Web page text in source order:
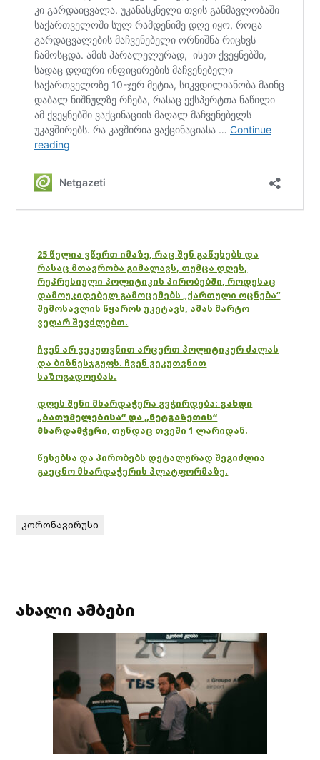
25 წელია ვწერთ იმაზე, რაც შენ გაწუხებს და
რასაც მთავრობა გიმალავს, თუმცა დღეს,
რეპრესიული პოლიტიკის პირობებში, როდესაც
დამოუკიდებელ გამოცემებს „ქართული ოცნება“
შემოსავლის წყაროს უკეტავს, ამას მარტო
ვეღარ შევძლებთ.
ჩვენ არ ვეკუთვნით არცერთ პოლიტიკურ ძალას
და ბიზნესჯგუფს. ჩვენ ვეკუთვნით
საზოგადოებას.
დღეს შენი მხარდაჭერა გვჭირდება: გახდი
„ბათუმელებისა“ და „ნეტგაზეთის“
მხარდამჭერი, თუნდაც თვეში 1 ლარიდან.
წესებსა და პირობებს დეტალურად შეგიძლია
გაეცნო მხარდაჭერის პლატფორმაზე.
კორონავირუსი
ახალი ამბები